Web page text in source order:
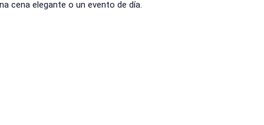
cena elegante o un evento de día.